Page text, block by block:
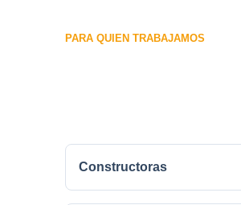
PARA QUIEN TRABAJAMOS
Constructoras